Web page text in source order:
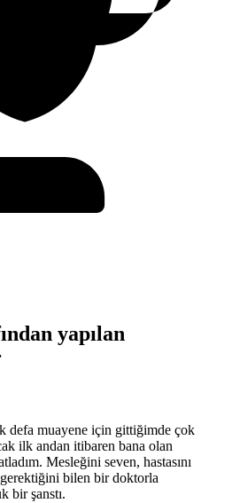
yapılan
defa muayene için gittiğimde çok
ilk andan itibaren bana olan
Mesleğini seven, hastasını
gerektiğini bilen bir doktorla
bir şanstı.